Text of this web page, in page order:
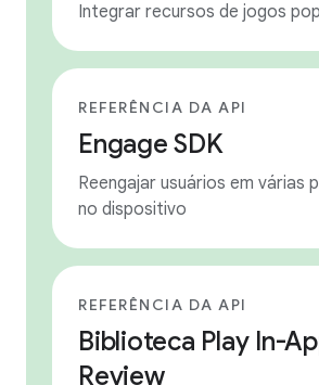
Integrar recursos de jogos
REFERÊNCIA DA API
Engage SDK
Reengajar usuários em várias
no dispositivo
REFERÊNCIA DA API
Biblioteca Play In-
Review